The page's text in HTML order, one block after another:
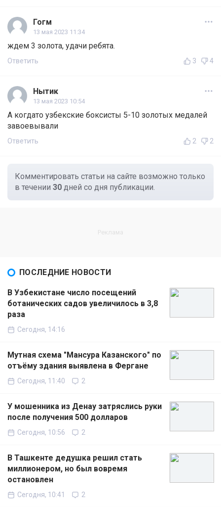
Гогм
13 мая 2023 11:34
ждем 3 золота, удачи ребята.
Ответить 3 4
Нытик
13 мая 2023 10:54
А когдато узбекские боксисты 5-10 золотых медалей
завоевывали
Ответить 2 2
Комментировать статьи на сайте возможно только
в течении 30 дней со дня публикации.
ПОСЛЕДНИЕ НОВОСТИ
В Узбекистане число посещений
ботанических садов увеличилось в 3,8
раза
Сегодня, 14:16
Мутная схема "Мансура Казанского" по
отъёму здания выявлена в Фергане
Сегодня, 11:40 2
У мошенника из Денау затряслись руки
после получения 500 долларов
Сегодня, 10:56 2
В Ташкенте дедушка решил стать
миллионером, но был вовремя
остановлен
Сегодня, 10:41 2